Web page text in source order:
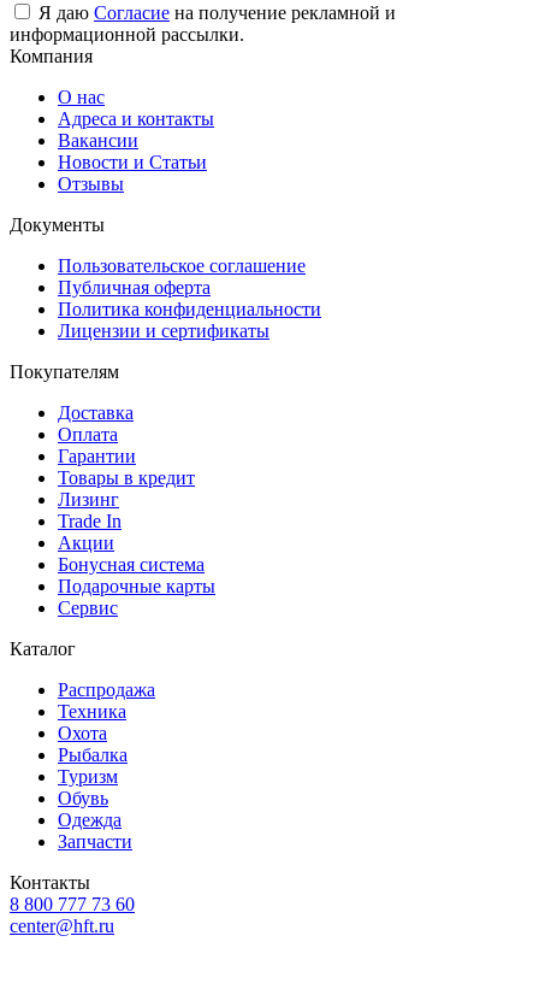
Я даю Согласие на получение рекламной и
информационной рассылки.
Компания
О нас
Адреса и контакты
Вакансии
Новости и Статьи
Отзывы
Документы
Пользовательское соглашение
Публичная оферта
Политика конфиденциальности
Лицензии и сертификаты
Покупателям
Доставка
Оплата
Гарантии
Товары в кредит
Лизинг
Trade In
Акции
Бонусная система
Подарочные карты
Сервис
Каталог
Распродажа
Техника
Охота
Рыбалка
Туризм
Обувь
Одежда
Запчасти
Контакты
8 800 777 73 60
center@hft.ru